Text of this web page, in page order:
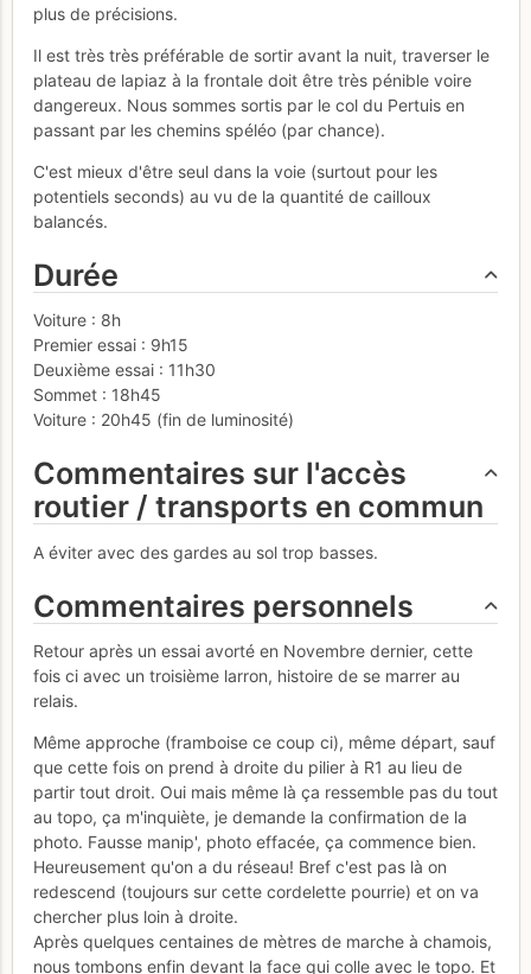
plus de précisions.
Il est très très préférable de sortir avant la nuit, traverser le
plateau de lapiaz à la frontale doit être très pénible voire
dangereux. Nous sommes sortis par le col du Pertuis en
passant par les chemins spéléo (par chance).
C'est mieux d'être seul dans la voie (surtout pour les
potentiels seconds) au vu de la quantité de cailloux
balancés.
Durée
Voiture : 8h
Premier essai : 9h15
Deuxième essai : 11h30
Sommet : 18h45
Voiture : 20h45 (fin de luminosité)
Commentaires sur l'accès
routier / transports en commun
A éviter avec des gardes au sol trop basses.
Commentaires personnels
Retour après un essai avorté en Novembre dernier, cette
fois ci avec un troisième larron, histoire de se marrer au
relais.
Même approche (framboise ce coup ci), même départ, sauf
que cette fois on prend à droite du pilier à R1 au lieu de
partir tout droit. Oui mais même là ça ressemble pas du tout
au topo, ça m'inquiète, je demande la confirmation de la
photo. Fausse manip', photo effacée, ça commence bien.
Heureusement qu'on a du réseau! Bref c'est pas là on
redescend (toujours sur cette cordelette pourrie) et on va
chercher plus loin à droite.
Après quelques centaines de mètres de marche à chamois,
nous tombons enfin devant la face qui colle avec le topo. Et